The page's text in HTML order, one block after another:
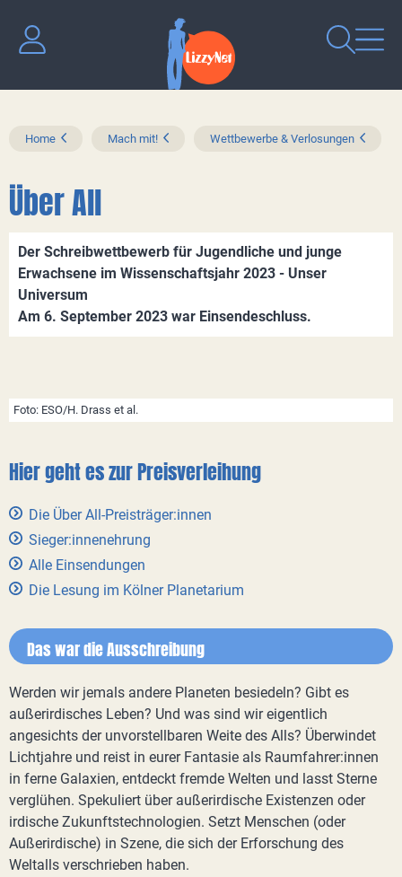
Home Mach mit! Wettbewerbe & Verlosungen
Über All
Der Schreibwettbewerb für Jugendliche und junge
Erwachsene im Wissenschaftsjahr 2023 - Unser
Universum
Am 6. September 2023 war Einsendeschluss.
Foto: ESO/H. Drass et al.
Hier geht es zur Preisverleihung
Die Über All-Preisträger:innen
Sieger:innenehrung
Alle Einsendungen
Die Lesung im Kölner Planetarium
Das war die Ausschreibung
Werden wir jemals andere Planeten besiedeln? Gibt es
außerirdisches Leben? Und was sind wir eigentlich
angesichts der unvorstellbaren Weite des Alls? Überwindet
Lichtjahre und reist in eurer Fantasie als Raumfahrer:innen
in ferne Galaxien, entdeckt fremde Welten und lasst Sterne
verglühen. Spekuliert über außerirdische Existenzen oder
irdische Zukunftstechnologien. Setzt Menschen (oder
Außerirdische) in Szene, die sich der Erforschung des
Weltalls verschrieben haben.